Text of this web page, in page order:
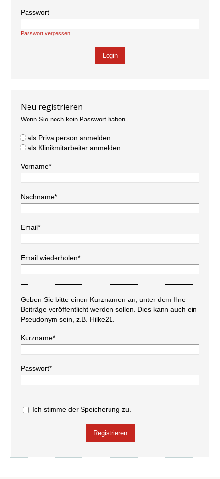
Passwort
Passwort vergessen …
Neu registrieren
Wenn Sie noch kein Passwort haben.
als Privatperson anmelden
als Klinikmitarbeiter anmelden
Vorname*
Nachname*
Email*
Email wiederholen*
Geben Sie bitte einen Kurznamen an, unter dem Ihre
Beiträge veröffentlicht werden sollen. Dies kann auch ein
Pseudonym sein, z.B. Hilke21.
Kurzname*
Passwort*
Ich stimme der Speicherung zu.